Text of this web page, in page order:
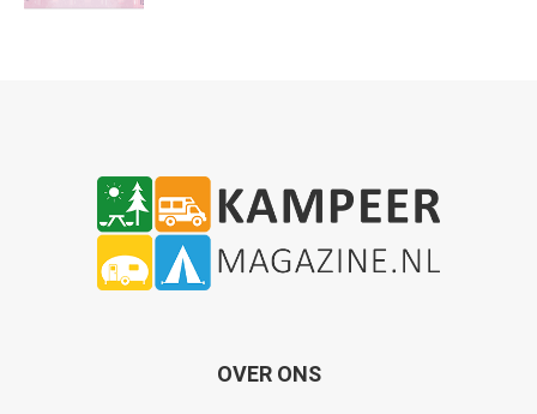
OVER ONS